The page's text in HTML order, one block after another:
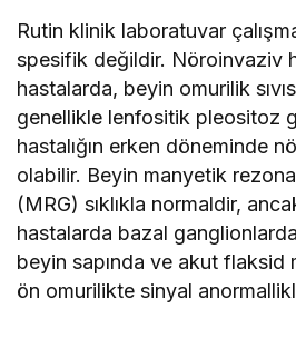
Rutin klinik laboratuvar
spesifik değildir. Nöroinvaziv
hastalarda, beyin omurilik
genellikle lenfositik pleositoz
hastalığın erken döneminde
olabilir. Beyin manyetik
(MRG) sıklıkla normaldir,
hastalarda bazal
beyin sapında ve akut flaksid
ön omurilikte sinyal